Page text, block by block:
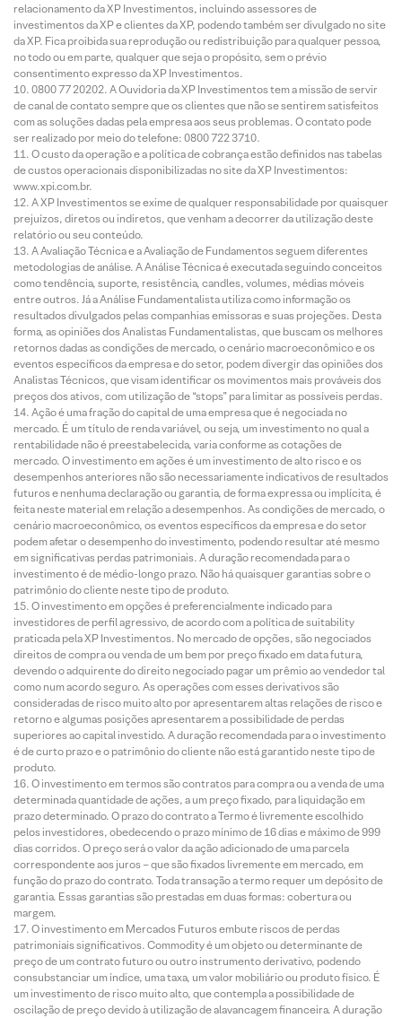
relacionamento da XP Investimentos, incluindo assessores de
investimentos da XP e clientes da XP, podendo também ser divulgado no site
da XP. Fica proibida sua reprodução ou redistribuição para qualquer pessoa,
no todo ou em parte, qualquer que seja o propósito, sem o prévio
consentimento expresso da XP Investimentos.
0800 77 20202. A Ouvidoria da XP Investimentos tem a missão de servir
de canal de contato sempre que os clientes que não se sentirem satisfeitos
com as soluções dadas pela empresa aos seus problemas. O contato pode
ser realizado por meio do telefone: 0800 722 3710.
O custo da operação e a política de cobrança estão definidos nas tabelas
de custos operacionais disponibilizadas no site da XP Investimentos:
www.xpi.com.br.
A XP Investimentos se exime de qualquer responsabilidade por quaisquer
prejuízos, diretos ou indiretos, que venham a decorrer da utilização deste
relatório ou seu conteúdo.
A Avaliação Técnica e a Avaliação de Fundamentos seguem diferentes
metodologias de análise. A Análise Técnica é executada seguindo conceitos
como tendência, suporte, resistência, candles, volumes, médias móveis
entre outros. Já a Análise Fundamentalista utiliza como informação os
resultados divulgados pelas companhias emissoras e suas projeções. Desta
forma, as opiniões dos Analistas Fundamentalistas, que buscam os melhores
retornos dadas as condições de mercado, o cenário macroeconômico e os
eventos específicos da empresa e do setor, podem divergir das opiniões dos
Analistas Técnicos, que visam identificar os movimentos mais prováveis dos
preços dos ativos, com utilização de “stops” para limitar as possíveis perdas.
Ação é uma fração do capital de uma empresa que é negociada no
mercado. É um título de renda variável, ou seja, um investimento no qual a
rentabilidade não é preestabelecida, varia conforme as cotações de
mercado. O investimento em ações é um investimento de alto risco e os
desempenhos anteriores não são necessariamente indicativos de resultados
futuros e nenhuma declaração ou garantia, de forma expressa ou implícita, é
feita neste material em relação a desempenhos. As condições de mercado, o
cenário macroeconômico, os eventos específicos da empresa e do setor
podem afetar o desempenho do investimento, podendo resultar até mesmo
em significativas perdas patrimoniais. A duração recomendada para o
investimento é de médio-longo prazo. Não há quaisquer garantias sobre o
patrimônio do cliente neste tipo de produto.
O investimento em opções é preferencialmente indicado para
investidores de perfil agressivo, de acordo com a política de suitability
praticada pela XP Investimentos. No mercado de opções, são negociados
direitos de compra ou venda de um bem por preço fixado em data futura,
devendo o adquirente do direito negociado pagar um prêmio ao vendedor tal
como num acordo seguro. As operações com esses derivativos são
consideradas de risco muito alto por apresentarem altas relações de risco e
retorno e algumas posições apresentarem a possibilidade de perdas
superiores ao capital investido. A duração recomendada para o investimento
é de curto prazo e o patrimônio do cliente não está garantido neste tipo de
produto.
O investimento em termos são contratos para compra ou a venda de uma
determinada quantidade de ações, a um preço fixado, para liquidação em
prazo determinado. O prazo do contrato a Termo é livremente escolhido
pelos investidores, obedecendo o prazo mínimo de 16 dias e máximo de 999
dias corridos. O preço será o valor da ação adicionado de uma parcela
correspondente aos juros – que são fixados livremente em mercado, em
função do prazo do contrato. Toda transação a termo requer um depósito de
garantia. Essas garantias são prestadas em duas formas: cobertura ou
margem.
O investimento em Mercados Futuros embute riscos de perdas
patrimoniais significativos. Commodity é um objeto ou determinante de
preço de um contrato futuro ou outro instrumento derivativo, podendo
consubstanciar um índice, uma taxa, um valor mobiliário ou produto físico. É
um investimento de risco muito alto, que contempla a possibilidade de
oscilação de preço devido à utilização de alavancagem financeira. A duração